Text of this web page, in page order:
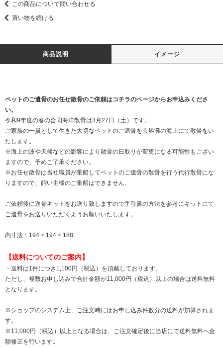
この商品について問い合わせる
買い物を続ける
商品説明 イメージ
ペットのご遺骨のお任せ散骨のご依頼はコチラのページからお申込みくださ
い。
令和9年度の春の合同海洋散骨は3月27日（土）です。
ご家族の一員として生きた大切なペットのご遺骨を玄界灘の海上にて散骨をい
たします。
※海上の波や天候などの影響により散骨の日取りが変更になる可能性もござい
ますので、予めご了承ください。
※お任せ散骨は当社職員が乗船してペットのご遺骨の散骨を行う代行散骨にな
りますので、飼い主様のご乗船はできません。
ご依頼後に送骨キットをお送り致しますので手引書の方法を参考にキットにて
ご遺骨をお送りいただくようお願いいたします。
内寸法：194 × 194 × 188
【送料についてのご案内】
・送料は1件につき1,100円（税込）を頂戴しております。
ただし、複数お申し込みで合計金額が11,000円（税込）以上の場合は送料無料
となります。
※ショップのシステム上、ご注文時にはお申し込み件数分の送料が加算されま
す。
※11,000円（税込）以上となる場合は、ご注文確定後に当店にて送料無料へ金
額修正を行います。